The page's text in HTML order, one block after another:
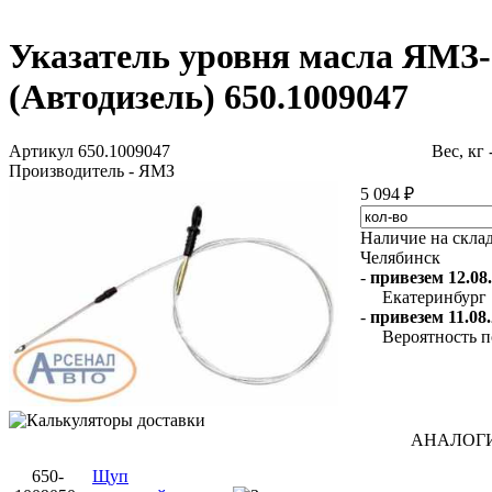
Указатель уровня масла
(Автодизель) 650.1009047
Артикул 650.1009047
Производитель - ЯМЗ
Вес, кг
5 094 ₽
Наличие на
Челябинск
- привезем
Екатеринбург
- привезем
Вероятность
650-
Щуп